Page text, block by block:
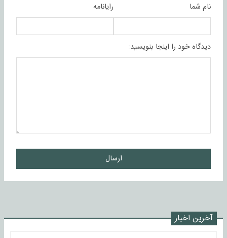
نام شما رایانامه
دیدگاه خود را اینجا بنویسید:
ارسال
آخرین اخبار